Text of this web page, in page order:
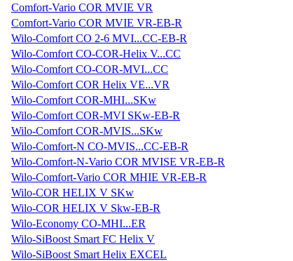
Comfort-Vario COR MVIE VR
Comfort-Vario COR MVIE VR-EB-R
Wilo-Comfort CO 2-6 MVI...CC-EB-R
Wilo-Comfort CO-COR-Helix V...CC
Wilo-Comfort CO-COR-MVI...CC
Wilo-Comfort COR Helix VE...VR
Wilo-Comfort COR-MHI...SKw
Wilo-Comfort COR-MVI SKw-EB-R
Wilo-Comfort COR-MVIS...SKw
Wilo-Comfort-N CO-MVIS...CC-EB-R
Wilo-Comfort-N-Vario COR MVISE VR-EB-R
Wilo-Comfort-Vario COR MHIE VR-EB-R
Wilo-COR HELIX V SKw
Wilo-COR HELIX V Skw-EB-R
Wilo-Economy CO-MHI...ER
Wilo-SiBoost Smart FC Helix V
Wilo-SiBoost Smart Helix EXCEL